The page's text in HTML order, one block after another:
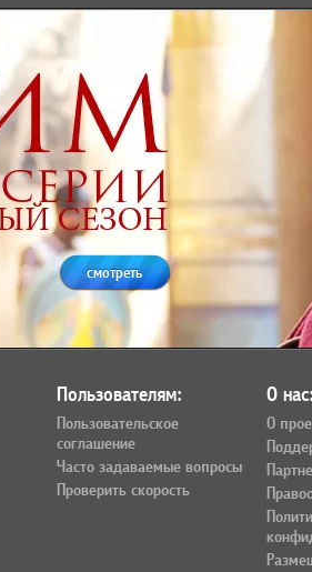
Empire Strikes Back
смотреть
Пользователям:
Пользовательское
соглашение
Часто задаваемые вопросы
Проверить скорость
О
О